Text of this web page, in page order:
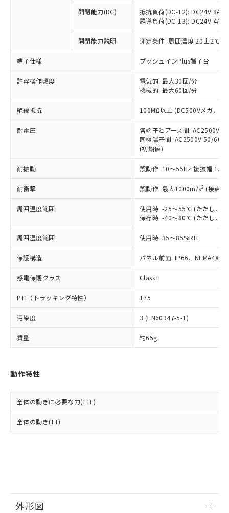
開閉能力(DC)
抵抗負荷(DC-12): DC24V 8A/
誘導負荷(DC-13): DC24V 4A/
開閉能力説明 測定条件: 周囲温度 20±2℃、
端子仕様 プッシュインPlus端子台
許容操作頻度
電気的: 最大30回/分
機械的: 最大60回/分
絶縁抵抗 100MΩ以上 (DC500Vメガ、点
耐電圧
各端子とアース間: AC2500V
同極端子間: AC2500V 50/
(初期値)
耐振動 誤動作: 10～55Hz 複振幅
耐衝撃 誤動作: 最大1000m/s2 (接点
周囲温度範囲
使用時: -25～55℃ (ただし、氷
保存時: -40～80℃ (ただし、氷
周囲湿度範囲 使用時: 35～85%RH
保護構造 パネル前面: IP66、NEMA4X,
感電保護クラス Class II
PTI（トラッキング特性） 175
汚染度 3 (EN60947-5-1)
質量 約65g
動作特性
全体の動きに必要な力(TTF)
全体の動き(TT)
外形図
商品の当社在庫状況および標準価格
(税抜)を提供させていただくもので
当社制御機器事業取扱商品の中には、
本サービスの対象外となる商品もある
ことをご了承ください。
在庫状況および標準価格照会結果は、
記載している更新日時点での社内デー
タに基づき作成されるものであり、閲
覧された時点での実際の在庫および標
準価格とは異なる場合があることをご
正式な納期状況および標準価格はお客
様のお取引先、またはお客様担当のオ
ムロン制御機器販売店・当社販売員に
オムロン制御機器販売店や当社販売拠
販売ネットワーク
」をご確認
在庫状況および標準価格結果を当社の
事前の承諾なく第三者に漏洩または開
示しないようお願いします。
マイパーツ機能（部品リスト作成サー
ビス）をご利用いただくには、I-Web
メンバーズにご登録されている必要が
あります。
お客様が当ウェブサイト上で当社にご
登録された部品リストについて、当社
および当社の共同利用者が、当社の製
品・サービスに関するお客様との取
引・商談に必要な範囲で利用すること
非含有の対応状況を調査中または確認中の
非該当品：ライセンス料など無形物で、有
害物質有無と関係のない商品です。
いたものが、含有品と判明した場合などや
むを得ず変更することがあります。
鉛(Pb) 1000ppm以下、 水銀(Hg) 1000ppm以下、 カド
六価クロム(Cr(Ⅵ)) 1000ppm以下、ポリ臭化ビフェニル
類(PBB) 1000ppm以下、ポリ臭化ジフェニルエーテル類
(PBDE) 1000ppm以下、フタル酸ビス(2-エチルヘキシ
ル) (DEHP)(別名：DOP) 1000ppm以下、フタル酸ブチ
ルベンジル（BBP） 1000ppm以下、フタル酸ジブチル
（DBP） 1000ppm以下、フタル酸ジイソブチル
但し、RoHS指令で産業用監視および制御機器に対する
図的な使用がないことを確認しています。
部品在庫の切り替え状況などにより、予定
月が前後することがあります。
※3 非含有証明書ダウンロード
下記の非含有証明書をダウンロードするこ
EU RoHS指令（10物質）の非含有証明書
ものではありません。
また、RoHS指令のフタル酸エステル類４
荷製品に未対応品が混在することから備考
「○」：最大均質材料含有率が中国RoHSの
基準値以下であることを示します。
「×」：最大均質材料含有率が中国RoHSの
基準値を超えていることを示します。
い合わせください。
*中国RoHS10物質の基準値 (GB/T26572)：
Pb(鉛) :1000ppm、 Hg(水銀) : 1000ppm、 Cd(カドミウ
ム) : 100ppm、
Cr(Ⅵ)(六価クロム) : 1000ppm、 PBBs(ポリ臭化ビフェ
ニル類) : 1000ppm、 PBDEs(ポリ臭化ジフェニルエーテ
DBP(フタル酸ジブチル) : 1000ppm、 DIBP(フタル酸ジ
イソブチル) : 1000ppm、 BBP(フタル酸ブチルベンジ
DEHP(フタル酸ビス(2-エチルヘキシル)) : 1000ppm
「ｅ」：有害物質（10物質）のすべてが基
準値以下であることを示します。
「10」：通常の使用状況下において有害物
質が外部に漏えいし、環境に深刻な影響を
及ぼさない年数を意味します。
「－」：未確認です。当社販売部門へお問
当社は、これら貴社製品のうち、外国
為替および外国貿易法に定める商品
（以下｢規制貨物等」という）を輸出
または国外への提供する場合は、日本
国政府の輸出許可(または役務取引許
可)を取得するなどの必要な手続きを
当社は規制貨物を破棄する場合は、完
全に破砕するなど、違法に輸出されな
いよう必要な手段を講じます。
当社は貴社製品を、核兵器、ミサイ
ル、化学兵器、生物兵器またはその他
武器並びにこれらの製造装置等に一切
当社は、貴社製品を第三者に販売する
場合は、上記1、2および3の内容を当
該第三者に通知します。また当社は、
販売先および販売に係わる関係者が違
法に輸出するおそれがある場合は、取
り引きをいたしません。
キャンセル
一定数以上の在庫あり
一定数には満たないが在庫あり
在庫なし(最新の在庫状況につ
いては、お客様のお取引先、ま
たはお客様担当のオムロン制御
機器販売店・当社販売員にご確
受注生産機種、また在庫状況の
情報を公開していない機種